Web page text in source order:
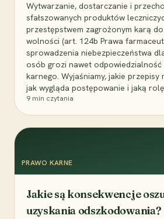
Wytwarzanie, dostarczanie i
sfałszowanych produktów
przestępstwem zagrożonym karą
wolności (art. 124b Prawa
sprowadzenia niebezpieczeństwa
osób grozi nawet odpowiedzialność
karnego. Wyjaśniamy, jakie przepisy
jak wygląda postępowanie i jaką
9 min czytania
PRAWO KARNE
Jakie są konsekwencje
uzyskania odszkodowania?